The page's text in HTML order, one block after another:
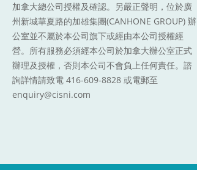
加拿大總公司授權及確認。另嚴正聲明，位於廣
州新城華夏路的加雄集團(CANHONE GROUP) 辦
公室並不屬於本公司旗下或經由本公司授權經
營。所有服務必須經本公司於加拿大辦公室正式
辦理及授權，否則本公司不會負上任何責任。諮
詢詳情請致電 416-609-8828 或電郵至
enquiry@cisni.com